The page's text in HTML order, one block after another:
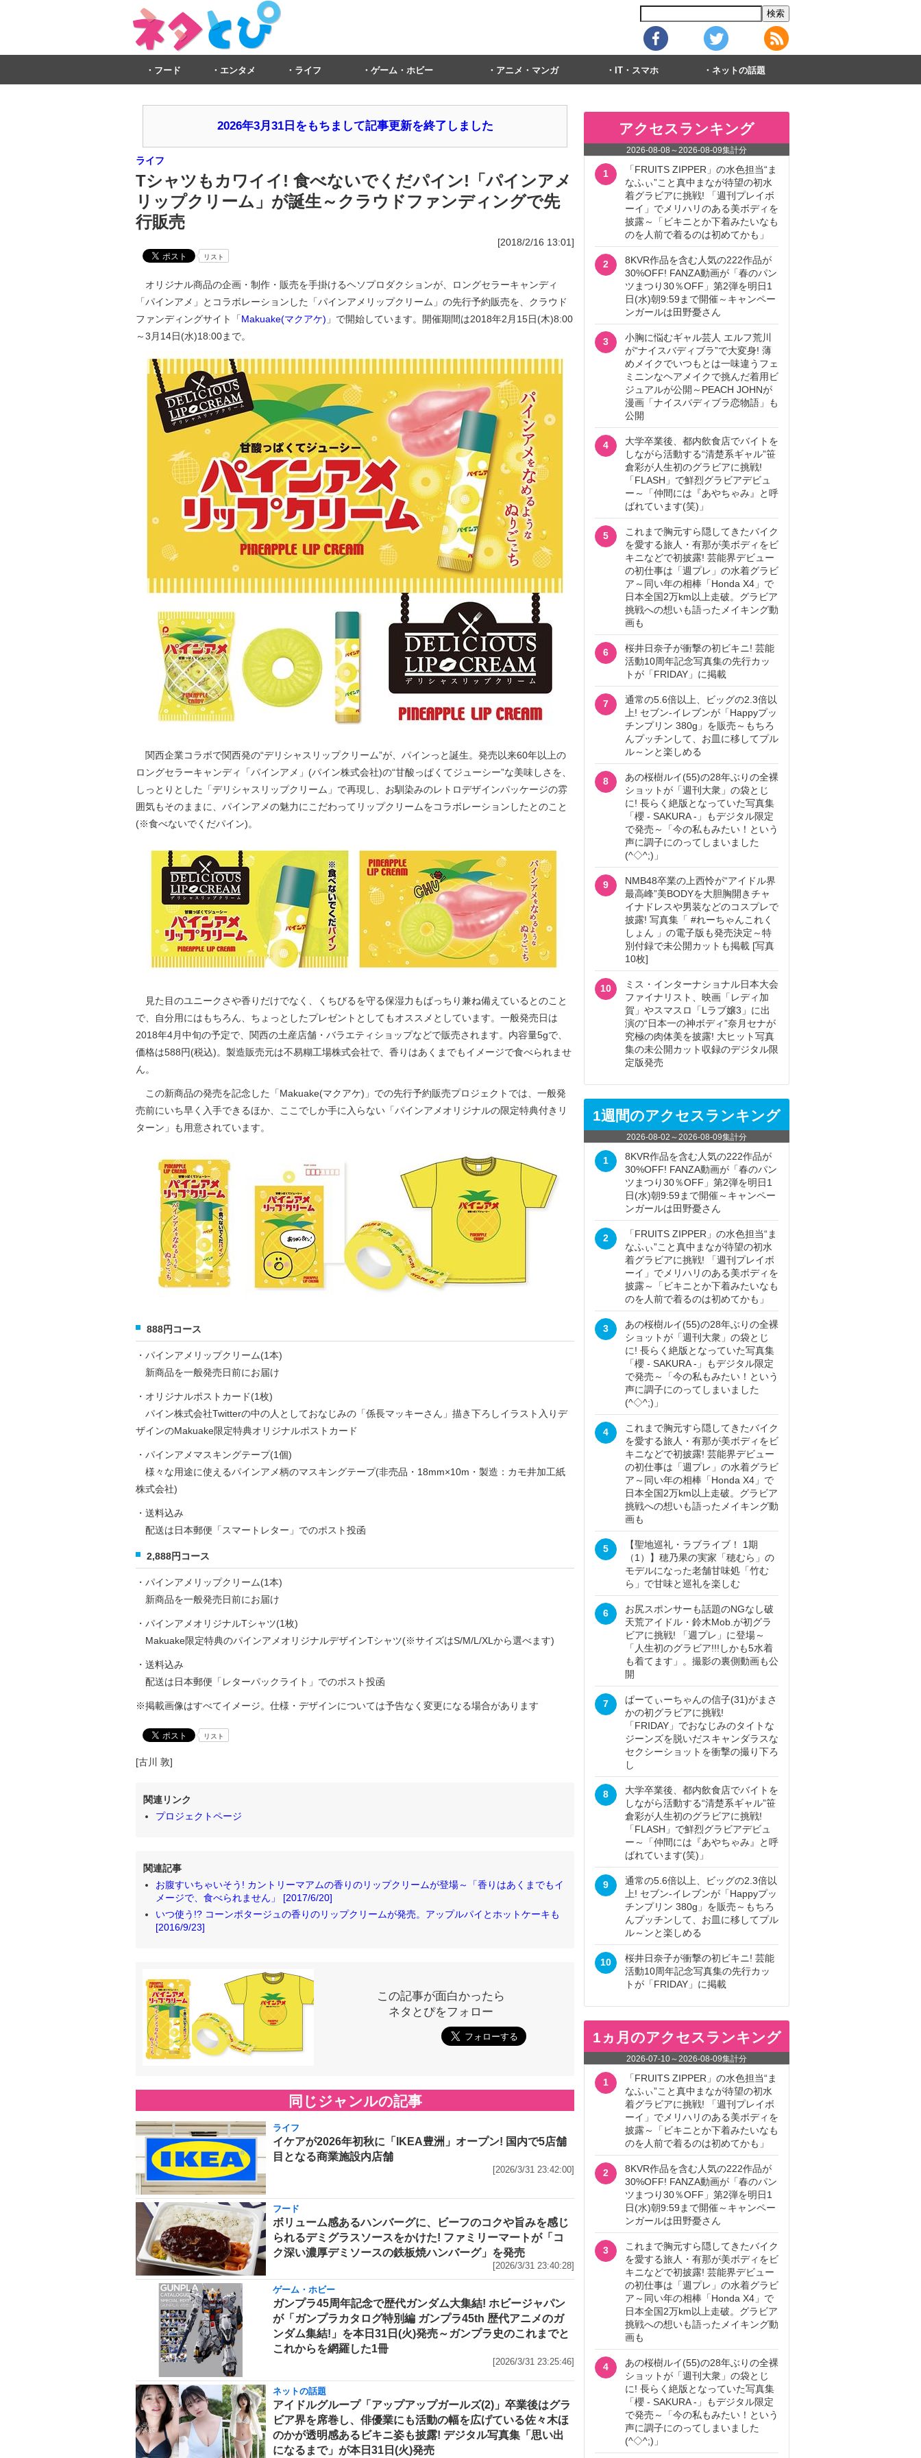
フード エンタメ ライフ ゲーム・ホビー アニメ・マンガ IT・スマホ ネットの話題
2026年3月31日をもちまして記事更新を終了しました
ライフ
Tシャツもカワイイ! 食べないでくだパイン!「パインアメ
リップクリーム」が誕生～クラウドファンディングで先
行販売
[2018/2/16 13:01]
リスト
オリジナル商品の企画・制作・販売を手掛けるヘソプロダクションが、ロングセラーキャンディ
「パインアメ」とコラボレーションした「パインアメリップクリーム」の先行予約販売を、クラウド
ファンディングサイト「Makuake(マクアケ) 」で開始しています。開催期間は2018年2月15日(木)8:00
～3月14日(水)18:00まで。
関西企業コラボで関西発の“デリシャスリップクリーム”が、パインっと誕生。発売以来60年以上の
ロングセラーキャンディ「パインアメ」(パイン株式会社)の“甘酸っぱくてジューシー”な美味しさを、
しっとりとした「デリシャスリップクリーム」で再現し、お馴染みのレトロデザインパッケージの雰
囲気もそのままに、パインアメの魅力にこだわってリップクリームをコラボレーションしたとのこと
(※食べないでくだパイン)。
見た目のユニークさや香りだけでなく、くちびるを守る保湿力もばっちり兼ね備えているとのこと
で、自分用にはもちろん、ちょっとしたプレゼントとしてもオススメとしています。一般発売日は
2018年4月中旬の予定で、関西の土産店舗・バラエティショップなどで販売されます。内容量5gで、
価格は588円(税込)。製造販売元は不易糊工場株式会社で、香りはあくまでもイメージで食べられませ
ん。
この新商品の発売を記念した「Makuake(マクアケ)」での先行予約販売プロジェクトでは、一般発
売前にいち早く入手できるほか、ここでしか手に入らない「パインアメオリジナルの限定特典付きリ
ターン」も用意されています。
888円コース
・パインアメリップクリーム(1本)
新商品を一般発売日前にお届け
・オリジナルポストカード(1枚)
パイン株式会社Twitterの中の人としておなじみの「係長マッキーさん」描き下ろしイラスト入りデ
ザインのMakuake限定特典オリジナルポストカード
・パインアメマスキングテープ(1個)
様々な用途に使えるパインアメ柄のマスキングテープ(非売品・18mm×10m・製造：カモ井加工紙
株式会社)
・送料込み
配送は日本郵便「スマートレター」でのポスト投函
2,888円コース
・パインアメリップクリーム(1本)
新商品を一般発売日前にお届け
・パインアメオリジナルTシャツ(1枚)
Makuake限定特典のパインアメオリジナルデザインTシャツ(※サイズはS/M/L/XLから選べます)
・送料込み
配送は日本郵便「レターパックライト」でのポスト投函
※掲載画像はすべてイメージ。仕様・デザインについては予告なく変更になる場合があります
リスト
[古川 敦]
関連リンク
プロジェクトページ
関連記事
お腹すいちゃいそう! カントリーマアムの香りのリップクリームが登場～「香りはあくまでもイ
メージで、食べられません」 [2017/6/20]
いつ使う!? コーンポタージュの香りのリップクリームが発売。アップルパイとホットケーキも
[2016/9/23]
この記事が面白かったら
ネタとぴをフォロー
同じジャンルの記事
ライフ
イケアが2026年初秋に「IKEA豊洲」オープン! 国内で5店舗
目となる商業施設内店舗
[2026/3/31 23:42:00]
フード
ボリューム感あるハンバーグに、ビーフのコクや旨みを感じ
られるデミグラスソースをかけた! ファミリーマートが「コ
ク深い濃厚デミソースの鉄板焼ハンバーグ」を発売
[2026/3/31 23:40:28]
ゲーム・ホビー
ガンプラ45周年記念で歴代ガンダム大集結! ホビージャパン
が「ガンプラカタログ特別編 ガンプラ45th 歴代アニメのガ
ンダム集結!」を本日31日(火)発売～ガンプラ史のこれまでと
これからを網羅した1冊
[2026/3/31 23:25:46]
ネットの話題
アイドルグループ「アップアップガールズ(2)」卒業後はグラ
ビア界を席巻し、俳優業にも活動の幅を広げている佐々木ほ
のかが透明感あるビキニ姿も披露! デジタル写真集「思い出
になるまで」が本日31日(火)発売
アクセスランキング
2026-08-08 ～2026-08-09集計分
1
「FRUITS ZIPPER」の水色担当“ま
なふぃ”こと真中まなが待望の初水
着グラビアに挑戦! 「週刊プレイボ
ーイ」でメリハリのある美ボディを
披露～「ビキニとか下着みたいなも
のを人前で着るのは初めてかも」
2
8KVR作品を含む人気の222作品が
30%OFF! FANZA動画が「春のパン
ツまつり30％OFF」第2弾を明日1
日(水)朝9:59まで開催～キャンペー
ンガールは田野憂さん
3
小胸に悩むギャル芸人 エルフ荒川
が“ナイスバディブラ”で大変身! 薄
めメイクでいつもとは一味違うフェ
ミニンなヘアメイクで挑んだ着用ビ
ジュアルが公開～PEACH JOHNが
漫画「ナイスバディブラ恋物語」も
公開
4
大学卒業後、都内飲食店でバイトを
しながら活動する“清楚系ギャル”笹
倉彩が人生初のグラビアに挑戦!
「FLASH」で鮮烈グラビアデビュ
ー～「仲間には『あやちゃみ』と呼
ばれています(笑)」
5
これまで胸元すら隠してきたバイク
を愛する旅人・有那が美ボディをビ
キニなどで初披露! 芸能界デビュー
の初仕事は「週プレ」の水着グラビ
ア～同い年の相棒「Honda X4」で
日本全国2万km以上走破。グラビア
挑戦への想いも語ったメイキング動
画も
6
桜井日奈子が衝撃の初ビキニ! 芸能
活動10周年記念写真集の先行カッ
トが「FRIDAY」に掲載
7
通常の5.6倍以上、ビッグの2.3倍以
上! セブン‐イレブンが「Happyプッ
チンプリン 380g」を販売～もちろ
んプッチンして、お皿に移してプル
ル～ンと楽しめる
8
あの桜樹ルイ(55)の28年ぶりの全裸
ショットが「週刊大衆」の袋とじ
に! 長らく絶版となっていた写真集
「櫻 - SAKURA -」もデジタル限定
で発売～「今の私もみたい！という
声に調子にのってしまいました
(^◇^;)」
9
NMB48卒業の上西怜が“アイドル界
最高峰”美BODYを大胆胸開きチャ
イナドレスや男装などのコスプレで
披露! 写真集「 #れーちゃんこれく
しょん 」の電子版も発売決定～特
別付録で未公開カットも掲載 [写真
10枚]
10
ミス・インターナショナル日本大会
ファイナリスト、映画「レディ加
賀」やスマスロ「Lラブ嬢3」に出
演の“日本一の神ボディ”奈月セナが
究極の肉体美を披露! 大ヒット写真
集の未公開カット収録のデジタル限
定版発売
1週間のアクセスランキング
2026-08-02 ～2026-08-09集計分
1
8KVR作品を含む人気の222作品が
30%OFF! FANZA動画が「春のパン
ツまつり30％OFF」第2弾を明日1
日(水)朝9:59まで開催～キャンペー
ンガールは田野憂さん
2
「FRUITS ZIPPER」の水色担当“ま
なふぃ”こと真中まなが待望の初水
着グラビアに挑戦! 「週刊プレイボ
ーイ」でメリハリのある美ボディを
披露～「ビキニとか下着みたいなも
のを人前で着るのは初めてかも」
3
あの桜樹ルイ(55)の28年ぶりの全裸
ショットが「週刊大衆」の袋とじ
に! 長らく絶版となっていた写真集
「櫻 - SAKURA -」もデジタル限定
で発売～「今の私もみたい！という
声に調子にのってしまいました
(^◇^;)」
4
これまで胸元すら隠してきたバイク
を愛する旅人・有那が美ボディをビ
キニなどで初披露! 芸能界デビュー
の初仕事は「週プレ」の水着グラビ
ア～同い年の相棒「Honda X4」で
日本全国2万km以上走破。グラビア
挑戦への想いも語ったメイキング動
画も
5
【聖地巡礼・ラブライブ！ 1期
（1）】穂乃果の実家「穂むら」の
モデルになった老舗甘味処「竹む
ら」で甘味と巡礼を楽しむ
6
お尻スポンサーも話題のNGなし破
天荒アイドル・鈴木Mob.が初グラ
ビアに挑戦! 「週プレ」に登場～
「人生初のグラビア!!!しかも5水着
も着てます」。撮影の裏側動画も公
開
7
ぱーてぃーちゃんの信子(31)がまさ
かの初グラビアに挑戦!
「FRIDAY」でおなじみのタイトな
ジーンズを脱いだスキャンダラスな
セクシーショットを衝撃の撮り下ろ
し
8
大学卒業後、都内飲食店でバイトを
しながら活動する“清楚系ギャル”笹
倉彩が人生初のグラビアに挑戦!
「FLASH」で鮮烈グラビアデビュ
ー～「仲間には『あやちゃみ』と呼
ばれています(笑)」
9
通常の5.6倍以上、ビッグの2.3倍以
上! セブン‐イレブンが「Happyプッ
チンプリン 380g」を販売～もちろ
んプッチンして、お皿に移してプル
ル～ンと楽しめる
10
桜井日奈子が衝撃の初ビキニ! 芸能
活動10周年記念写真集の先行カッ
トが「FRIDAY」に掲載
1ヵ月のアクセスランキング
2026-07-10～2026-08-09集計分
1
「FRUITS ZIPPER」の水色担当“ま
なふぃ”こと真中まなが待望の初水
着グラビアに挑戦! 「週刊プレイボ
ーイ」でメリハリのある美ボディを
披露～「ビキニとか下着みたいなも
のを人前で着るのは初めてかも」
2
8KVR作品を含む人気の222作品が
30%OFF! FANZA動画が「春のパン
ツまつり30％OFF」第2弾を明日1
日(水)朝9:59まで開催～キャンペー
ンガールは田野憂さん
3
これまで胸元すら隠してきたバイク
を愛する旅人・有那が美ボディをビ
キニなどで初披露! 芸能界デビュー
の初仕事は「週プレ」の水着グラビ
ア～同い年の相棒「Honda X4」で
日本全国2万km以上走破。グラビア
挑戦への想いも語ったメイキング動
画も
4
あの桜樹ルイ(55)の28年ぶりの全裸
ショットが「週刊大衆」の袋とじ
に! 長らく絶版となっていた写真集
「櫻 - SAKURA -」もデジタル限定
で発売～「今の私もみたい！という
声に調子にのってしまいました
(^◇^;)」